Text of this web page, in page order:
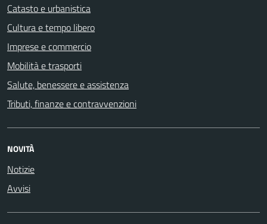
Catasto e urbanistica
Cultura e tempo libero
Imprese e commercio
Mobilità e trasporti
Salute, benessere e assistenza
Tributi, finanze e contravvenzioni
NOVITÀ
Notizie
Avvisi